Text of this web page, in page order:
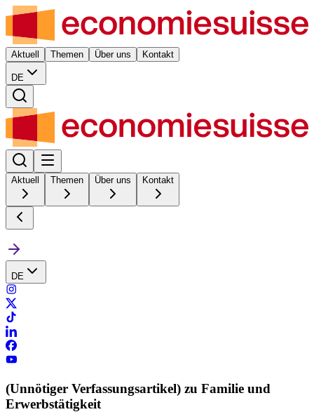
Aktuell Themen Über uns Kontakt
DE
Aktuell Themen Über uns Kontakt
DE
(Unnötiger Verfassungsartikel) zu Familie und
Erwerbstätigkeit